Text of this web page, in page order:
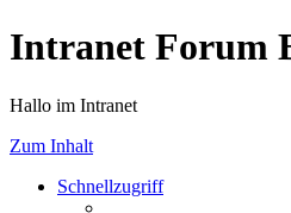
Intranet Forum
Hallo im Intranet
Zum Inhalt
Schnellzugriff